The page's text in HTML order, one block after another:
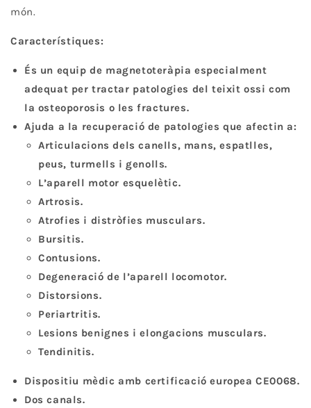
món.
Característiques:
És un equip de magnetoteràpia especialment
adequat per tractar patologies del teixit ossi com
la osteoporosis o les fractures.
Ajuda a la recuperació de patologies que afectin a:
Articulacions dels canells, mans, espatlles,
peus, turmells i genolls.
L’aparell motor esquelètic.
Artrosis.
Atrofies i distròfies musculars.
Bursitis.
Contusions.
Degeneració de l’aparell locomotor.
Distorsions.
Periartritis.
Lesions benignes i elongacions musculars.
Tendinitis.
Dispositiu mèdic amb certificació europea CE0068.
Dos canals.